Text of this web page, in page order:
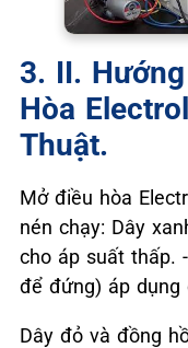
3. II.
Hòa
Thuật.
Mở điều hòa
nén chạy: Dây
cho áp suất thấp.
để đứng) áp dụng
Dây đỏ và đồng